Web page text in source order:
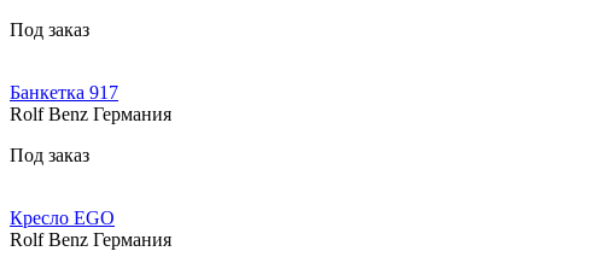
Под заказ
Банкетка 917
Rolf Benz Германия
Под заказ
Кресло EGO
Rolf Benz Германия